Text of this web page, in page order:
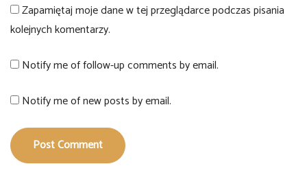
Zapamiętaj moje dane w tej przeglądarce podczas pisania
kolejnych komentarzy.
Notify me of follow-up comments by email.
Notify me of new posts by email.
Post Comment